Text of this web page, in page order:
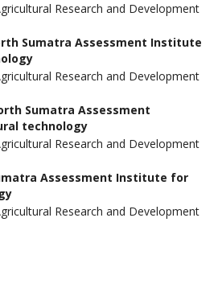
Research and Development
Sumatra Assessment Institute
Research and Development
Sumatra Assessment
technology
Research and Development
Assessment Institute for
Research and Development